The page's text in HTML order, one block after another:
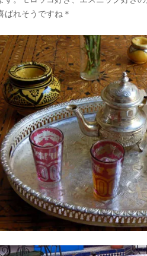
ばれそうですね＊